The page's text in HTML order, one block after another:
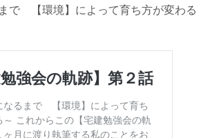
まで 【環境】によって育ち方が変わる